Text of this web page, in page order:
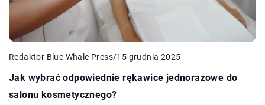
Redaktor Blue Whale Press/15 grudnia 2025
Jak wybrać odpowiednie rękawice jednorazowe do
salonu kosmetycznego?